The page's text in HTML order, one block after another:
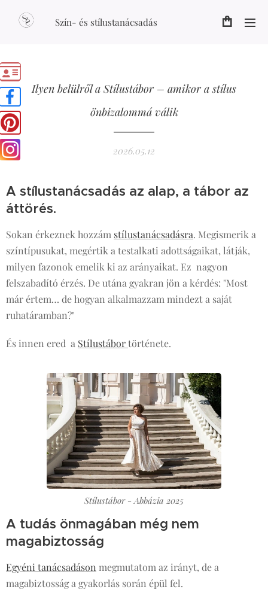
Szín- és stílustanácsadás
Ilyen belülről a Stílustábor – amikor a stílus
önbizalommá válik
2026.05.12
A stílustanácsadás az alap, a tábor az
áttörés.
Sokan érkeznek hozzám stílustanácsadásra. Megismerik a
színtípusukat, megértik a testalkati adottságaikat, látják,
milyen fazonok emelik ki az arányaikat. Ez nagyon
felszabadító érzés. De utána gyakran jön a kérdés: "Most
már értem… de hogyan alkalmazzam mindezt a saját
ruhatáramban?"
És innen ered a Stílustábortörténete.
Stílustábor - Abbázia 2025
A tudás önmagában még nem
magabiztosság
Egyéni tanácsadáson megmutatom az irányt, de a
magabiztosság a gyakorlás során épül fel.